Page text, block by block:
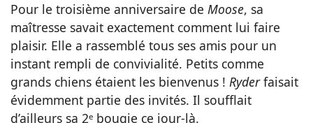
Pour le troisième anniversaire de Moose, sa
maîtresse savait exactement comment lui faire
plaisir. Elle a rassemblé tous ses amis pour un
instant rempli de convivialité. Petits comme
grands chiens étaient les bienvenus ! Ryderfaisait
évidemment partie des invités. Il soufflait
d’ailleurs sa 2ᵉ bougie ce jour-là.